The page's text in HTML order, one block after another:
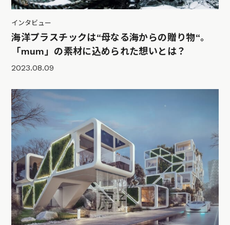
インタビュー
海洋プラスチックは“母なる海からの贈り物“。
「mum」の素材に込められた想いとは？
2023.08.09